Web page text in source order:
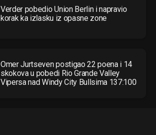
Verder pobedio Union Berlin i napravio
korak ka izlasku iz opasne zone
Omer Jurtseven postigao 22 poena i 14
skokova u pobedi Rio Grande Valley
Vipersa nad Windy City Bullsima 137:100